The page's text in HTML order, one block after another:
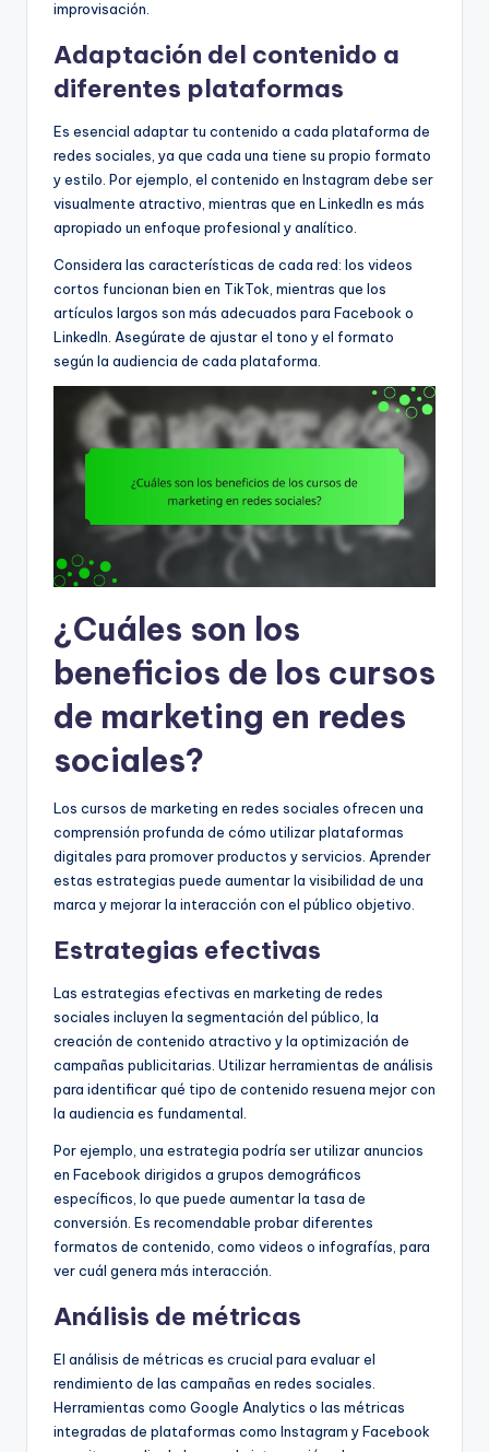
improvisación.
Adaptación del contenido a
diferentes plataformas
Es esencial adaptar tu contenido a cada plataforma de
redes sociales, ya que cada una tiene su propio formato
y estilo. Por ejemplo, el contenido en Instagram debe ser
visualmente atractivo, mientras que en LinkedIn es más
apropiado un enfoque profesional y analítico.
Considera las características de cada red: los videos
cortos funcionan bien en TikTok, mientras que los
artículos largos son más adecuados para Facebook o
LinkedIn. Asegúrate de ajustar el tono y el formato
según la audiencia de cada plataforma.
¿Cuáles son los
beneficios de los cursos
de marketing en redes
sociales?
Los cursos de marketing en redes sociales ofrecen una
comprensión profunda de cómo utilizar plataformas
digitales para promover productos y servicios. Aprender
estas estrategias puede aumentar la visibilidad de una
marca y mejorar la interacción con el público objetivo.
Estrategias efectivas
Las estrategias efectivas en marketing de redes
sociales incluyen la segmentación del público, la
creación de contenido atractivo y la optimización de
campañas publicitarias. Utilizar herramientas de análisis
para identificar qué tipo de contenido resuena mejor con
la audiencia es fundamental.
Por ejemplo, una estrategia podría ser utilizar anuncios
en Facebook dirigidos a grupos demográficos
específicos, lo que puede aumentar la tasa de
conversión. Es recomendable probar diferentes
formatos de contenido, como videos o infografías, para
ver cuál genera más interacción.
Análisis de métricas
El análisis de métricas es crucial para evaluar el
rendimiento de las campañas en redes sociales.
Herramientas como Google Analytics o las métricas
integradas de plataformas como Instagram y Facebook